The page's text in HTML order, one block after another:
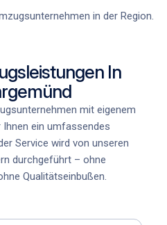
in der Region.
In
mit eigenem
Ihnen ein umfassendes
Service wird von unseren
durchgeführt – ohne
Qualitätseinbußen.